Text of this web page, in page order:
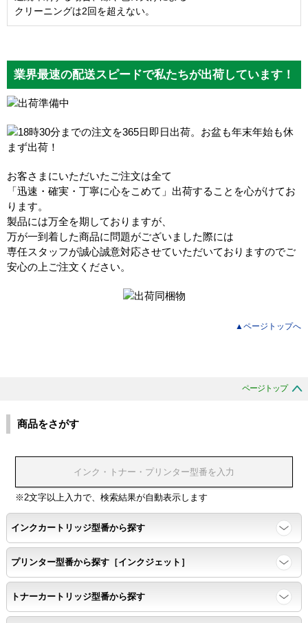
クリーニングは2回を超えない。
業界最速の配送スピードで私たちが出荷しています！
お客さまにいただいたご注文は全て
「迅速・確実・丁寧に心をこめて」出荷することを心がけてお
ります。
製品には万全を期しておりますが、
万が一到着した商品に問題がございました際には
専任スタッフが誠心誠意対応させていただいておりますのでご
安心の上ご注文ください。
▲ページトップへ
ページトップ
商品をさがす
※2文字以上入力で、検索結果が自動表示します
インクカートリッジ型番から探す
プリンター型番から探す［インクジェット］
トナーカートリッジ型番から探す